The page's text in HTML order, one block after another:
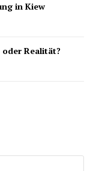
in Kiew
oder Realität?